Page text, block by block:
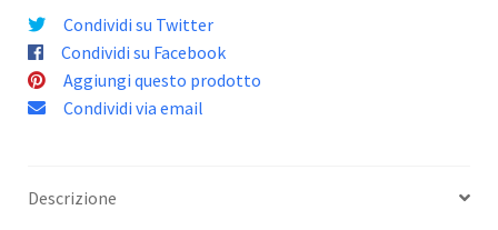
Condividi su Twitter
Condividi su Facebook
Aggiungi questo prodotto
Condividi via email
Descrizione